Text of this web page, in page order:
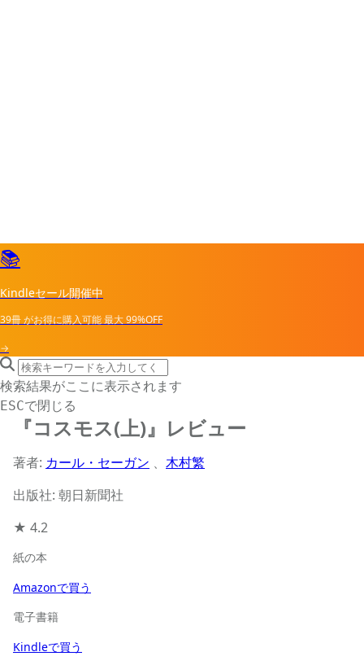
📚
Kindleセール開催中
39冊がお得に購入可能最大99%OFF
→
search icon
サイト内検索
検索結果がここに表示されます
ESCで閉じる
『コスモス(上)』レビュー
著者: カール・セーガン 、 木村繁
出版社: 朝日新聞社
★ 4.2
紙の本
Amazonで買う
電子書籍
Kindleで買う